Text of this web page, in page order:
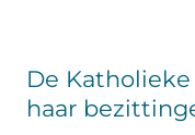
De
haar